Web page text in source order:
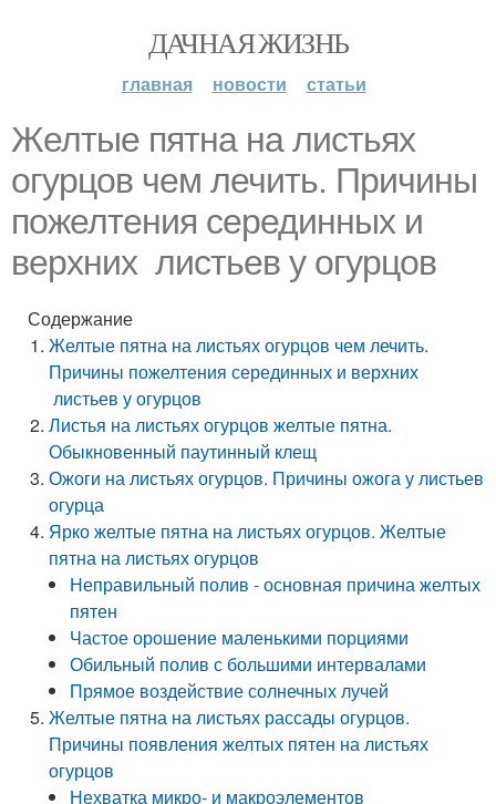
ДАЧНАЯ ЖИЗНЬ
главная новости статьи
Желтые пятна на листьях
огурцов чем лечить. Причины
пожелтения серединных и
верхних листьев у огурцов
Содержание
Желтые пятна на листьях огурцов чем лечить.
Причины пожелтения серединных и верхних
листьев у огурцов
Листья на листьях огурцов желтые пятна.
Обыкновенный паутинный клещ
Ожоги на листьях огурцов. Причины ожога у листьев
огурца
Ярко желтые пятна на листьях огурцов. Желтые
пятна на листьях огурцов
Неправильный полив - основная причина желтых
пятен
Частое орошение маленькими порциями
Обильный полив с большими интервалами
Прямое воздействие солнечных лучей
Желтые пятна на листьях рассады огурцов.
Причины появления желтых пятен на листьях
огурцов
Нехватка микро- и макроэлементов